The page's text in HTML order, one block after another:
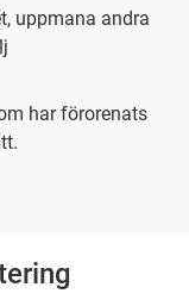
uppmana andra
har förorenats